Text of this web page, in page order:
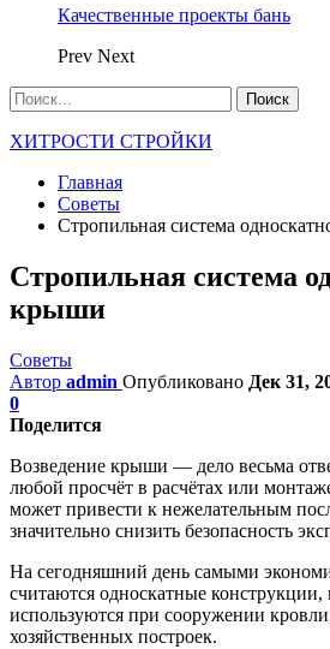
Качественные проекты бань
Prev Next
ХИТРОСТИ СТРОЙКИ
Главная
Советы
Стропильная система
Стропильная система
крыши
Советы
Автор admin Опубликовано Дек 31,
0
Поделится
Возведение крыши — дело весьма
любой просчёт в расчётах или
может привести к нежелательным
значительно снизить безопасность
На сегодняшний день самыми
считаются односкатные конструкции,
используются при сооружении
хозяйственных построек.